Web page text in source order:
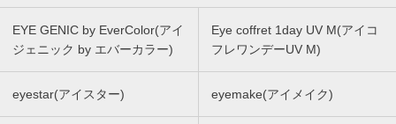
EYE GENIC by EverColor(アイ
ジェニック by エバーカラー)
Eye coffret 1day UV M(アイコ
フレワンデーUV M)
eyestar(アイスター) eyemake(アイメイク)